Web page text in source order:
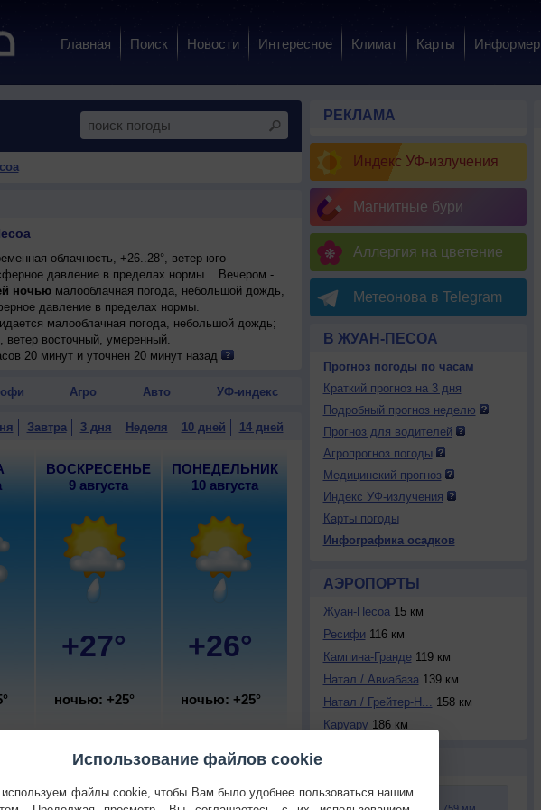
Главная Поиск Новости Интересное Климат Карты Информер
облачность, +26..28°, ветер юго-
давление в пределах нормы. . Вечером -
ночьюмалооблачная погода, небольшой дождь,
давление в пределах нормы.
малооблачная погода, небольшой дождь;
ветер восточный, умеренный.
погода, небольшой дождь; ночью +24..26°,
малооблачная погода, небольшой дождь;
погода, сильный дождь; ночью +24..26°,
умеренный.
20 минут и уточнен 20 минут назад
Агро Авто УФ-индекс
Завтра 3 дня Неделя 10 дней 14 дней
ВОСКРЕСЕНЬЕ
9 августа
+27°
ночью: +25°
ПОНЕДЕЛЬНИК
10 августа
+26°
ночью: +25°
РЕКЛАМА
Индекс УФ-излучения
Магнитные бури
Аллергия на цветение
Метеонова в Telegram
В ЖУАН-ПЕСОА
Прогноз погоды по часам
Краткий прогноз на 3 дня
Подробный прогноз неделю
Прогноз для водителей
Агропрогноз погоды
Медицинский прогноз
Индекс УФ-излучения
Карты погоды
Инфографика осадков
АЭРОПОРТЫ
Жуан-Песоа15 км
Ресифи 116 км
Кампина-Гранде119 км
Натал / Авиабаза139 км
Натал / Грейтер-Н... 158 км
Каруару 186 км
Использование файлов cookie
файлы cookie, чтобы Вам было удобнее пользоваться нашим